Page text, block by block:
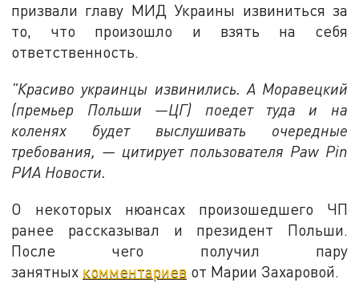
призвали главу МИД Украины извиниться за
то, что произошло и взять на себя
ответственность.
"Красиво украинцы извинились. А Моравецкий
(премьер Польши —ЦГ) поедет туда и на
коленях будет выслушивать очередные
требования, — цитирует пользователя Paw Pin
РИА Новости.
О некоторых нюансах произошедшего ЧП
ранее рассказывал и президент Польши.
После чего получил пару
занятных комментариев от Марии Захаровой.